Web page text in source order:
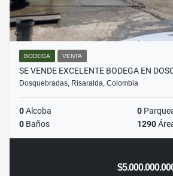
BODEGA VENTA
SE VENDE EXCELENTE BODEGA EN
Dosquebradas, Risaralda, Colombia
0Alcoba 0
0 Baños 1290